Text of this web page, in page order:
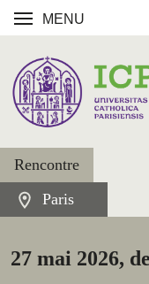
MENU
Rencontre
Paris
27 mai 2026,